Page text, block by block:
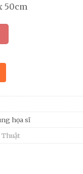
50cm
họa sĩ